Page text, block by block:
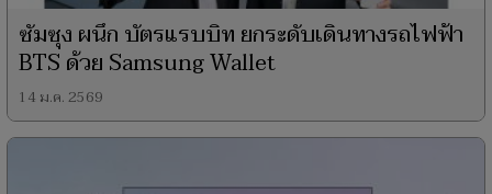
ซัมซุง ผนึก บัตรแรบบิท ยกระดับเดินทางรถไฟฟ้า
BTS ด้วย Samsung Wallet
14 ม.ค. 2569